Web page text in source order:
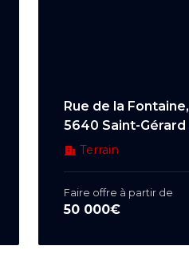
Rue de la Fontaine,
5640 Saint-Gérard
Terrain
Faire offre à partir de
50 000€